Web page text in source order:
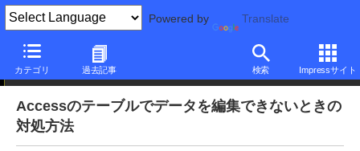
Powered by Translate
カテゴリ 過去記事 検索 Impressサイト
本日のできるネット
Accessのテーブルでデータを編集できないときの
対処方法